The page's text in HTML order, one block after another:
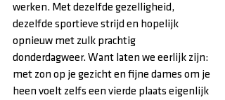
werken. Met dezelfde gezelligheid,
dezelfde sportieve strijd en hopelijk
opnieuw met zulk prachtig
donderdagweer. Want laten we eerlijk zijn:
met zon op je gezicht en fijne dames om je
heen voelt zelfs een vierde plaats eigenlijk